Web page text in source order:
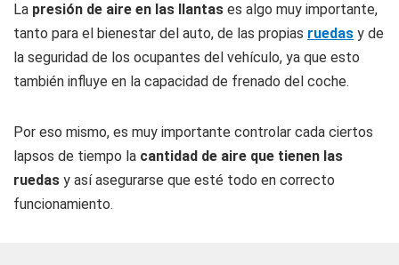
La presión de aire en las llantas es algo muy importante,
tanto para el bienestar del auto, de las propias ruedas y de
la seguridad de los ocupantes del vehículo, ya que esto
también influye en la capacidad de frenado del coche.
Por eso mismo, es muy importante controlar cada ciertos
lapsos de tiempo la cantidad de aire que tienen las
ruedas y así asegurarse que esté todo en correcto
funcionamiento.